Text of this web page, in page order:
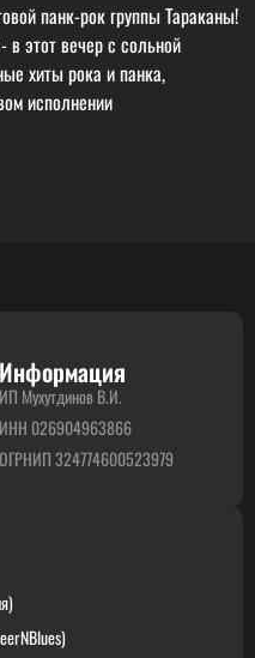
панк-рок группы Тараканы!
этот вечер с сольной
хиты рока и панка,
исполнении
Информация
ИП Мухутдинов В.И.
ИНН 026904963866
ОГРНИП 324774600523979